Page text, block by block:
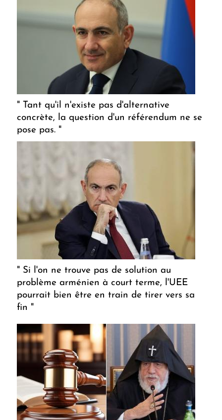
" Tant qu'il n'existe pas d'alternative
concrète, la question d'un référendum ne se
pose pas. "
" Si l'on ne trouve pas de solution au
problème arménien à court terme, l'UEE
pourrait bien être en train de tirer vers sa
fin "